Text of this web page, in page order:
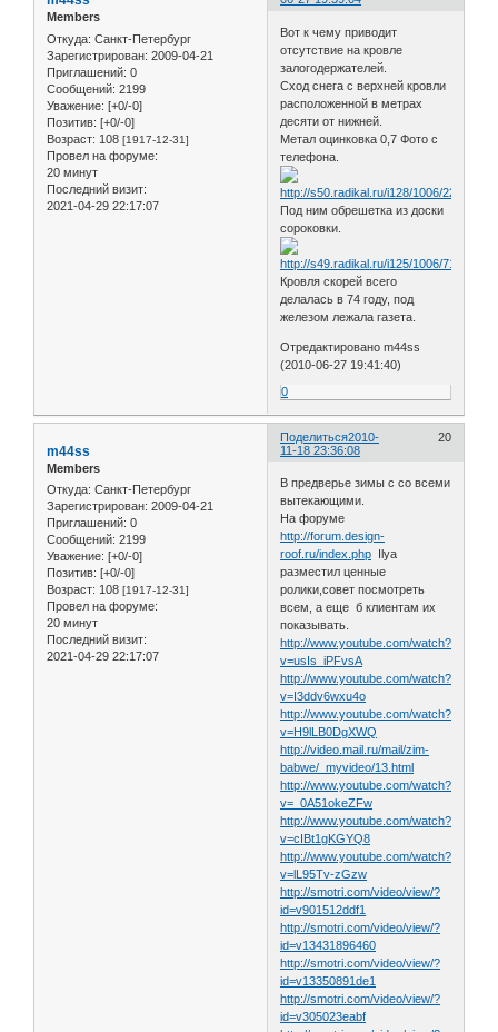
Members
Откуда: Санкт-Петербург
Зарегистрирован: 2009-04-21
Приглашений: 0
Сообщений: 2199
Уважение: [+0/-0]
Позитив: [+0/-0]
Возраст: 108 [1917-12-31]
Провел на форуме:
20 минут
Последний визит:
2021-04-29 22:17:07
Вот к чему приводит
отсутствие на кровле
залогодержателей.
Сход снега с верхней кровли
расположенной в метрах
десяти от нижней.
Метал оцинковка 0,7 Фото с
телефона.
Под ним обрешетка из доски
сороковки.
Кровля скорей всего
делалась в 74 году, под
железом лежала газета.
Отредактировано m44ss
(2010-06-27 19:41:40)
0
Поделиться 20
2010-
11-18 23:36:08
m44ss
Members
Откуда: Санкт-Петербург
Зарегистрирован: 2009-04-21
Приглашений: 0
Сообщений: 2199
Уважение: [+0/-0]
Позитив: [+0/-0]
Возраст: 108 [1917-12-31]
Провел на форуме:
20 минут
Последний визит:
2021-04-29 22:17:07
В предверье зимы с со всеми
вытекающими.
На форуме
http://forum.design-
roof.ru/index.php Ilya
разместил ценные
ролики,совет посмотреть
всем, а еще б клиентам их
показывать.
http://www.youtube.com/watch?
v=usIs_iPFvsA
http://www.youtube.com/watch?
v=I3ddv6wxu4o
http://www.youtube.com/watch?
v=H9lLB0DgXWQ
http://video.mail.ru/mail/zim-
babwe/_myvideo/13.html
http://www.youtube.com/watch?
v=_0A51okeZFw
http://www.youtube.com/watch?
v=cIBt1gKGYQ8
http://www.youtube.com/watch?
v=lL95Tv-zGzw
http://smotri.com/video/view/?
id=v901512ddf1
http://smotri.com/video/view/?
id=v13431896460
http://smotri.com/video/view/?
id=v13350891de1
http://smotri.com/video/view/?
id=v305023eabf